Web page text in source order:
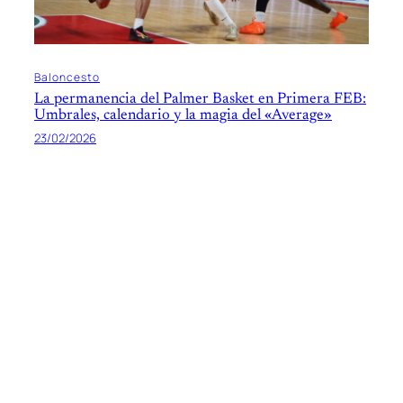
Baloncesto
La permanencia del Palmer Basket en Primera FEB:
Umbrales, calendario y la magia del «Average»
23/02/2026